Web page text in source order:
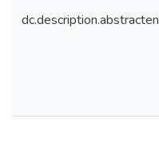
dc.description.abstracten